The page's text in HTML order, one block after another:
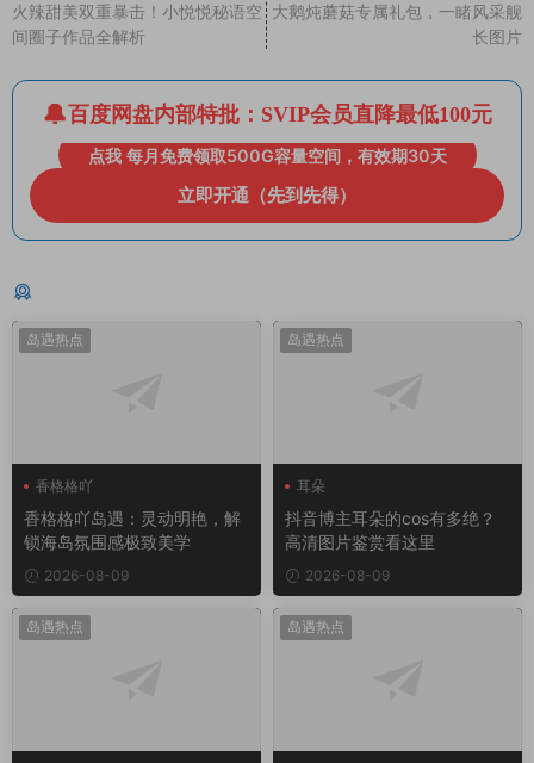
火辣甜美双重暴击！小悦悦秘语空
间圈子作品全解析
大鹅炖蘑菇专属礼包，一睹风采舰
长图片
百度网盘内部特批：SVIP会员直降最低100元
点我 每月免费领取500G容量空间，有效期30天
立即开通（先到先得）
岛遇热点
香格格吖
香格格吖岛遇：灵动明艳，解
锁海岛氛围感极致美学
2026-08-09
岛遇热点
耳朵
抖音博主耳朵的cos有多绝？
高清图片鉴赏看这里
2026-08-09
岛遇热点 岛遇热点